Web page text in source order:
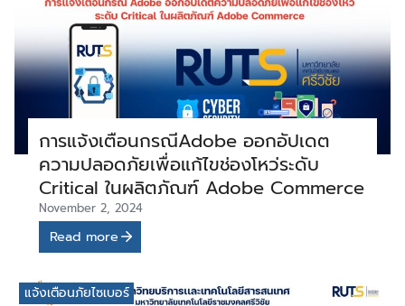
การแจ้งเตือนกรณีAdobe ออกอัปเดต
ความปลอดภัยเพื่อแก้ไขช่องโหว่ระดับ
Critical ในผลิตภัณฑ์ Adobe Commerce
November 2, 2024
Read more
แจ้งเตือนภัยไซเบอร์